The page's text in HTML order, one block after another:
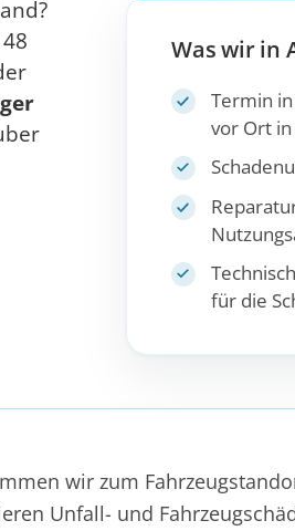
Was wir in
Termin
vor Ort in
für die
wir zum
Unfall- und